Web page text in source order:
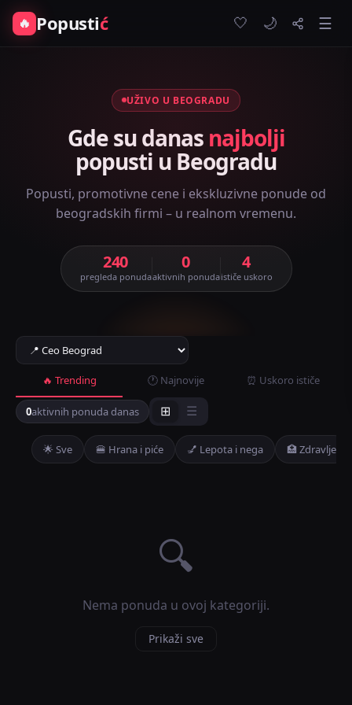
🔥 Popustić 🤍 🌙 ☰
UŽIVO U BEOGRADU
Gde su danas najbolji
popusti u Beogradu
Popusti, promotivne cene i ekskluzivne ponude od
beogradskih firmi – u realnom vremenu.
240
pregleda ponuda
0
aktivnih ponuda
4
ističe uskoro
🔥 Trending 🕐 Najnovije ⏰ Uskoro ističe
0aktivnih ponuda danas ⊞ ☰
🌟 Sve 🍔 Hrana i piće 💅 Lepota i nega 🏥 Zdravlje
🔍
Nema ponuda u ovoj kategoriji.
Prikaži sve